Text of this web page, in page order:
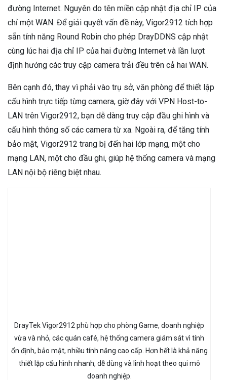
đường Internet. Nguyên do tên miền cập nhật địa chỉ IP của
chỉ một WAN. Để giải quyết vấn đề này, Vigor2912 tích hợp
sẵn tính năng Round Robin cho phép DrayDDNS cập nhật
cùng lúc hai địa chỉ IP của hai đường Internet và lần lượt
định hướng các truy cập camera trải đều trên cả hai WAN.
Bên cạnh đó, thay vì phải vào trụ sở, văn phòng để thiết lập
cấu hình trực tiếp từng camera, giờ đây với VPN Host-to-
LAN trên Vigor2912, bạn dễ dàng truy cập đầu ghi hình và
cấu hình thông số các camera từ xa. Ngoài ra, để tăng tính
bảo mật, Vigor2912 trang bị đến hai lớp mạng, một cho
mạng LAN, một cho đầu ghi, giúp hệ thống camera và mạng
LAN nội bộ riêng biệt nhau.
DrayTek Vigor2912 phù hợp cho phòng Game, doanh nghiệp
vừa và nhỏ, các quán café, hệ thống camera giám sát vì tính
ổn định, bảo mật, nhiều tính năng cao cấp. Hơn hết là khả năng
thiết lập cấu hình nhanh, dễ dùng và linh hoạt theo qui mô
doanh nghiệp.